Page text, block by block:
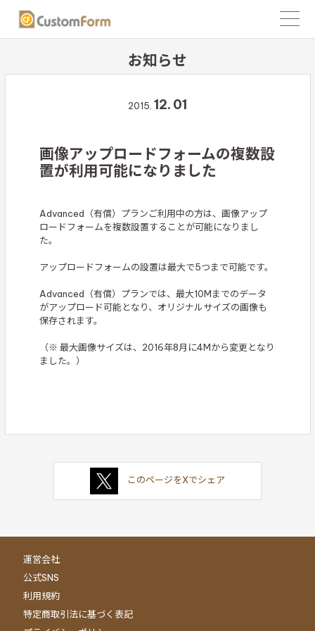
お知らせ
2015. 12. 01
画像アップロードフォームの複数設
置が利用可能になりました
Advanced（有償）プランご利用中の方は、画像アップ
ロードフォームを複数設置することが可能になりまし
た。
アップロードフォームの設置は最大で5つまで可能です。
Advanced（有償）プランでは、最大10Mまでのデータ
がアップロード可能となり、オリジナルサイズの画像も
保存されます。
（※ 最大画像サイズは、2016年8月に4Mから変更となり
ました。）
このページをXでシェア
運営会社
公式SNS
利用規約
特定商取引法に基づく表記